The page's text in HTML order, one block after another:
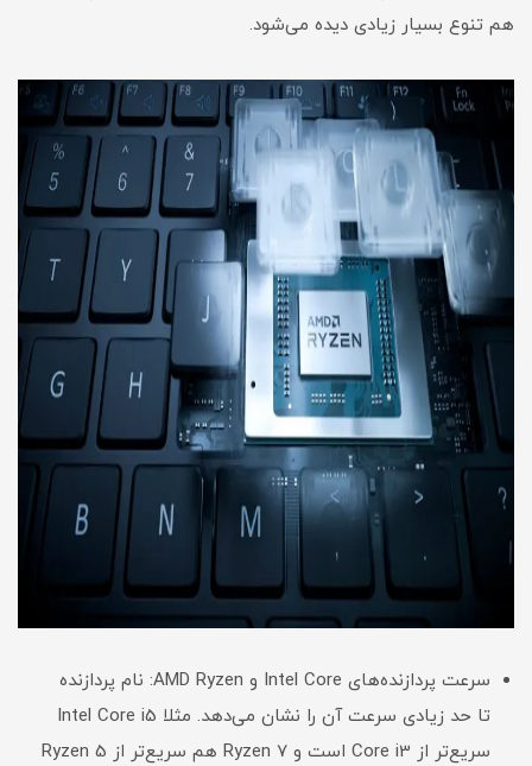
هم تنوع بسیار زیادی دیده می‌شود.
سرعت پردازنده‌های Intel Core و AMD Ryzen: نام پردازنده
تا حد زیادی سرعت آن را نشان می‌دهد. مثلا Intel Core i5
سریع‌تر از Core i3 است و Ryzen 7 هم سریع‌تر از Ryzen 5